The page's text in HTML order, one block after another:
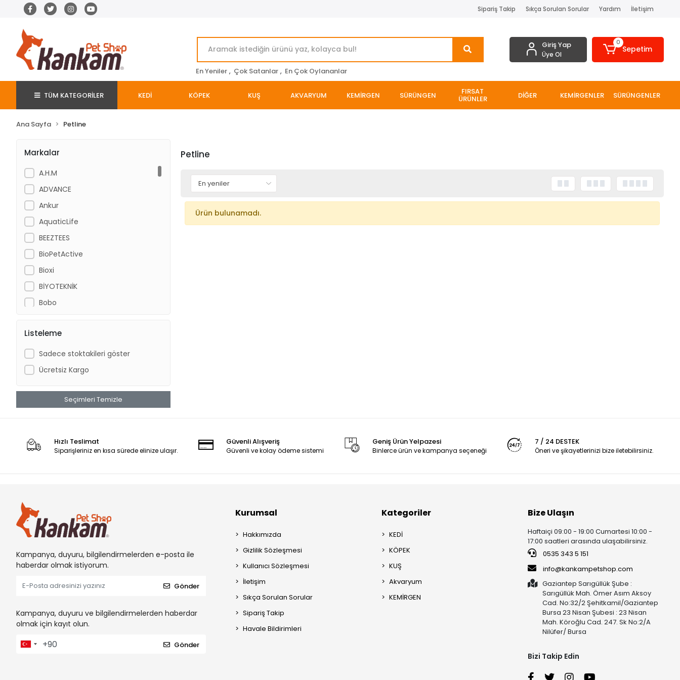
Sipariş Takip Sıkça Sorulan Sorular Yardım İletişim
En Yeniler , Çok Satanlar , En Çok Oylananlar
Giriş Yap
Üye Ol
0
Sepetim
TÜM KATEGORİLER KEDİ KÖPEK KUŞ AKVARYUM KEMİRGEN SÜRÜNGEN FIRSAT
ÜRÜNLER DİĞER KEMİRGENLER SÜRÜNGENLER
Ana Sayfa Petline
Markalar
A.H.M
ADVANCE
Ankur
AquaticLife
BEEZTEES
BioPetActive
Bioxi
BİYOTEKNİK
Bobo
Chicos
CROCUS
DANSOR
Dog Chefs
DünyaPet
G & B
GARDEN MIX
Hagen Aquaclear
Hagen Elite
Hagen ExoTerra
Hagen Fluval
Listeleme
Sadece stoktakileri göster
Ücretsiz Kargo
Seçimleri Temizle
Petline
Ürün bulunamadı.
Hızlı Teslimat
Siparişleriniz en kısa sürede elinize ulaşır.
Güvenli Alışveriş
Güvenli ve kolay ödeme sistemi
Geniş Ürün Yelpazesi
Binlerce ürün ve kampanya seçeneği
7 / 24 DESTEK
Öneri ve şikayetlerinizi bize iletebilirsiniz.
Kampanya, duyuru, bilgilendirmelerden e-posta ile
haberdar olmak istiyorum.
Gönder
Kampanya, duyuru ve bilgilendirmelerden haberdar
olmak için kayıt olun.
Gönder
Kurumsal
Hakkımızda
Gizlilik Sözleşmesi
Kullanıcı Sözleşmesi
İletişim
Sıkça Sorulan Sorular
Sipariş Takip
Havale Bildirimleri
Kategoriler
KEDİ
KÖPEK
KUŞ
Akvaryum
KEMİRGEN
Bize Ulaşın
Haftaiçi 09:00 - 19:00 Cumartesi 10:00 -
17:00 saatleri arasında ulaşabilirsiniz.
0535 343 5 151
info@kankampetshop.com
Gaziantep Sarıgüllük Şube :
Sarıgüllük Mah. Ömer Asım Aksoy
Cad. No:32/2 Şehitkamil/Gaziantep
Bursa 23 Nisan Şubesi : 23 Nisan
Mah. Köroğlu Cad. 247. Sk No:2/A
Nilüfer/ Bursa
Bizi Takip Edin